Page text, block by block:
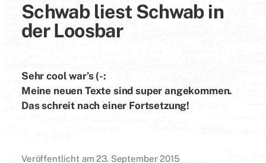
Schwab liest Schwab in
der Loosbar
Sehr cool war’s (-:
Meine neuen Texte sind super angekommen.
Das schreit nach einer Fortsetzung!
Veröffentlicht am 23. September 2015